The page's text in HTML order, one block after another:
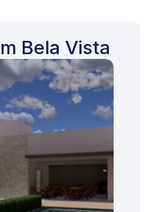
Bela Vista